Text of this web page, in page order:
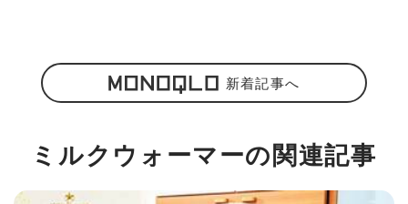
新着記事へ
ミルクウォーマーの関連記事